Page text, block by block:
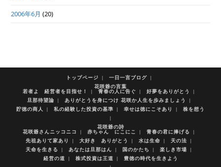
2006年6月 (20)
トップページ
一日一言ブログ
花咲爺の言葉
若者よ 経営者を目指せ！ 青春の人に告ぐ
好夢をありがとう
旦那待望論
ありがとうを身につけ 花咲か人生を歩みましょう
貯徳の商人
私の経験した投資の基準 幸せは徳にこそあり 株を想う
花咲爺の詩
花咲爺さんニッコニコ 赤ちゃん にこにこ
青春の君に捧げる
先祖ありて家あり
大好き ありがとう 水は生命
天の法
天命を生きる
あなたは旦那はん 国のかたち
楽しき市場
経営の道
株式投資は王道 豊徳の時代を生きよう